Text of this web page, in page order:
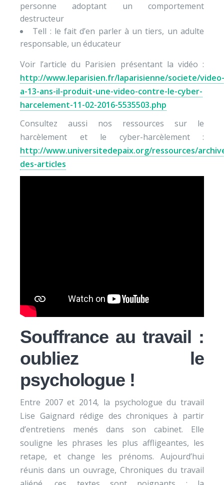
personne adoptant un comportement
destructeur
Tell : le fait d’en parler à un tiers, un adulte
responsable, un éducateur
Voir l’article du Parisien présentant la vidéo :
http://www.leparisien.fr/laparisienne/societe/video-
a-13-ans-il-produit-une-video-contre-le-cyber-
harcelement-11-02-2016-5535503.php
Consultez aussi nos ressources sur le
harcèlement et le cyber-harcèlement :
http://www.universitedepaix.org/ressources/
des-articles
Souffrance au travail :
oubliez le
psychologue !
Entre 2007 et 2014, la psychologue du travail
Lise Gaignard rédige des chroniques à partir
d’entretiens menés dans son cabinet. Elle
souligne les phrases les plus affligeantes, les
retape, et change les prénoms. Aujourd’hui
réunis dans un ouvrage, Chroniques du travail